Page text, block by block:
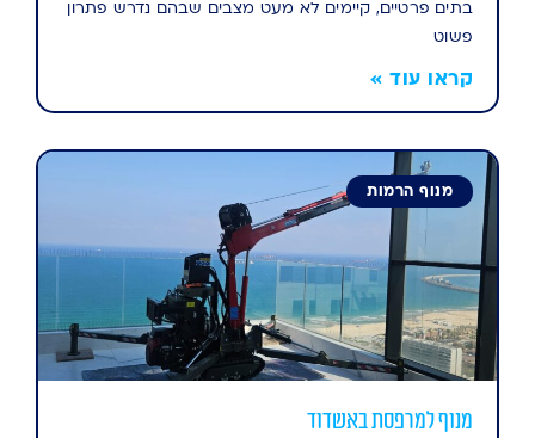
בתים פרטיים, קיימים לא מעט מצבים שבהם נדרש פתרון
פשוט
קראו עוד »
מנוף הרמות
מנוף למרפסת באשדוד